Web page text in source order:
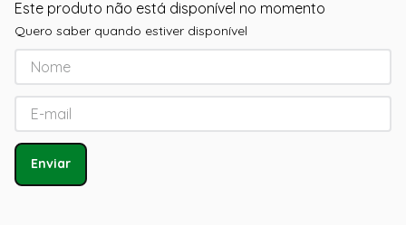
Este produto não está disponível no momento
Quero saber quando estiver disponível
Enviar